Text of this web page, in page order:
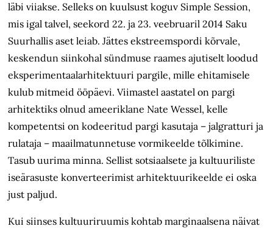
läbi viiakse. Selleks on kuulsust koguv Simple Session,
mis igal talvel, seekord 22. ja 23. veebruaril 2014 Saku
Suurhallis aset leiab. Jättes ekstreemspordi kõrvale,
keskendun siinkohal sündmuse raames ajutiselt loodud
eksperimentaalarhitektuuri pargile, mille ehitamisele
kulub mitmeid ööpäevi. Viimastel aastatel on pargi
arhitektiks olnud ameeriklane Nate Wessel, kelle
kompetentsi on kodeeritud pargi kasutaja – jalgratturi ja
rulataja – maailmatunnetuse vormikeelde tõlkimine.
Tasub uurima minna. Sellist sotsiaalsete ja kultuuriliste
iseärasuste konverteerimist arhitektuurikeelde ei oska
just paljud.
Kui siinses kultuuriruumis kohtab marginaalsena näivat